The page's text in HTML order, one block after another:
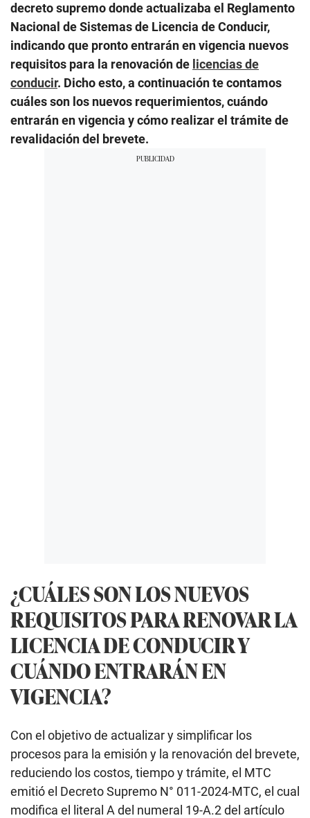
decreto supremo donde actualizaba el Reglamento
Nacional de Sistemas de Licencia de Conducir,
indicando que pronto entrarán en vigencia nuevos
requisitos para la renovación de licencias de
conducir. Dicho esto, a continuación te contamos
cuáles son los nuevos requerimientos, cuándo
entrarán en vigencia y cómo realizar el trámite de
revalidación del brevete.
¿CUÁLES SON LOS NUEVOS
REQUISITOS PARA RENOVAR LA
LICENCIA DE CONDUCIR Y
CUÁNDO ENTRARÁN EN
VIGENCIA?
Con el objetivo de actualizar y simplificar los
procesos para la emisión y la renovación del brevete,
reduciendo los costos, tiempo y trámite, el MTC
emitió el Decreto Supremo N° 011-2024-MTC, el cual
modifica el literal A del numeral 19-A.2 del artículo